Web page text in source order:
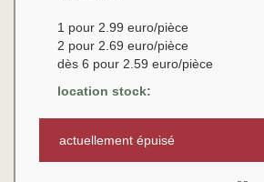
1 pour 2.99 euro/pièce
2 pour 2.69 euro/pièce
dès 6 pour 2.59 euro/pièce
location stock:
actuellement épuisé